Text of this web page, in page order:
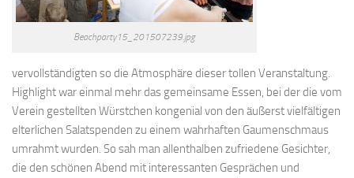
Beachparty15_201507239.jpg
vervollständigten so die Atmosphäre dieser tollen Veranstaltung.
Highlight war einmal mehr das gemeinsame Essen, bei der die vom
Verein gestellten Würstchen kongenial von den äußerst vielfältigen
elterlichen Salatspenden zu einem wahrhaften Gaumenschmaus
umrahmt wurden. So sah man allenthalben zufriedene Gesichter,
die den schönen Abend mit interessanten Gesprächen und